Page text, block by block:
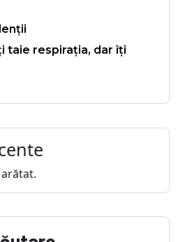
taie respirația, dar îți